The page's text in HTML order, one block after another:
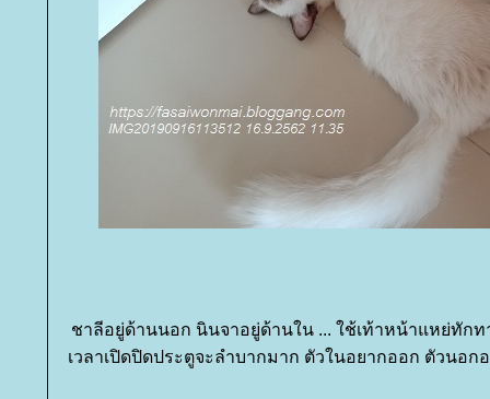
ชาลีอยู่ด้านนอก นินจาอยู่ด้านใน ... ใช้เท้าหน้าแหย่ทัก
เวลาเปิดปิดประตูจะลำบากมาก ตัวในอยากออก ตัวนอ